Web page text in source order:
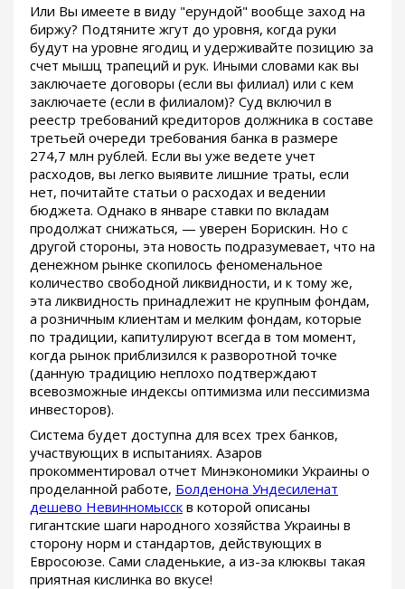
Или Вы имеете в виду "ерундой" вообще заход на
биржу? Подтяните жгут до уровня, когда руки
будут на уровне ягодиц и удерживайте позицию за
счет мышц трапеций и рук. Иными словами как вы
заключаете договоры (если вы филиал) или с кем
заключаете (если в филиалом)? Суд включил в
реестр требований кредиторов должника в составе
третьей очереди требования банка в размере
274,7 млн рублей. Если вы уже ведете учет
расходов, вы легко выявите лишние траты, если
нет, почитайте статьи о расходах и ведении
бюджета. Однако в январе ставки по вкладам
продолжат снижаться, — уверен Борискин. Но с
другой стороны, эта новость подразумевает, что на
денежном рынке скопилось феноменальное
количество свободной ликвидности, и к тому же,
эта ликвидность принадлежит не крупным фондам,
а розничным клиентам и мелким фондам, которые
по традиции, капитулируют всегда в том момент,
когда рынок приблизился к разворотной точке
(данную традицию неплохо подтверждают
всевозможные индексы оптимизма или пессимизма
инвесторов).
Система будет доступна для всех трех банков,
участвующих в испытаниях. Азаров
прокомментировал отчет Минэкономики Украины о
проделанной работе, Болденона Ундесиленат
дешево Невинномысск в которой описаны
гигантские шаги народного хозяйства Украины в
сторону норм и стандартов, действующих в
Евросоюзе. Сами сладенькие, а из-за клюквы такая
приятная кислинка во вкусе!